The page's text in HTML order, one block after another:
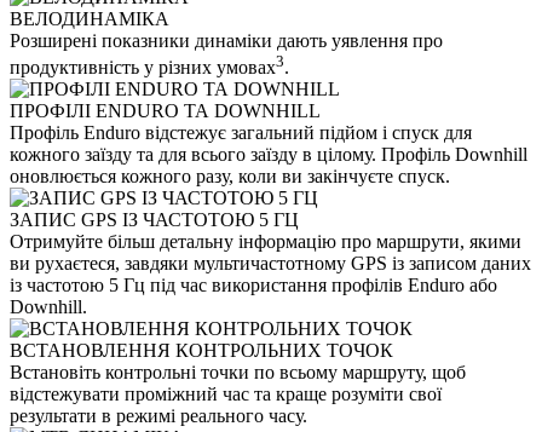
ВЕЛОДИНАМІКА
Розширені показники динаміки дають уявлення про
продуктивність у різних умовах3.
ПРОФІЛІ ENDURO ТА DOWNHILL
Профіль Enduro відстежує загальний підйом і спуск для
кожного заїзду та для всього заїзду в цілому. Профіль Downhill
оновлюється кожного разу, коли ви закінчуєте спуск.
ЗАПИС GPS ІЗ ЧАСТОТОЮ 5 ГЦ
Отримуйте більш детальну інформацію про маршрути, якими
ви рухаєтеся, завдяки мультичастотному GPS із записом даних
із частотою 5 Гц під час використання профілів Enduro або
Downhill.
ВСТАНОВЛЕННЯ КОНТРОЛЬНИХ ТОЧОК
Встановіть контрольні точки по всьому маршруту, щоб
відстежувати проміжний час та краще розуміти свої
результати в режимі реального часу.